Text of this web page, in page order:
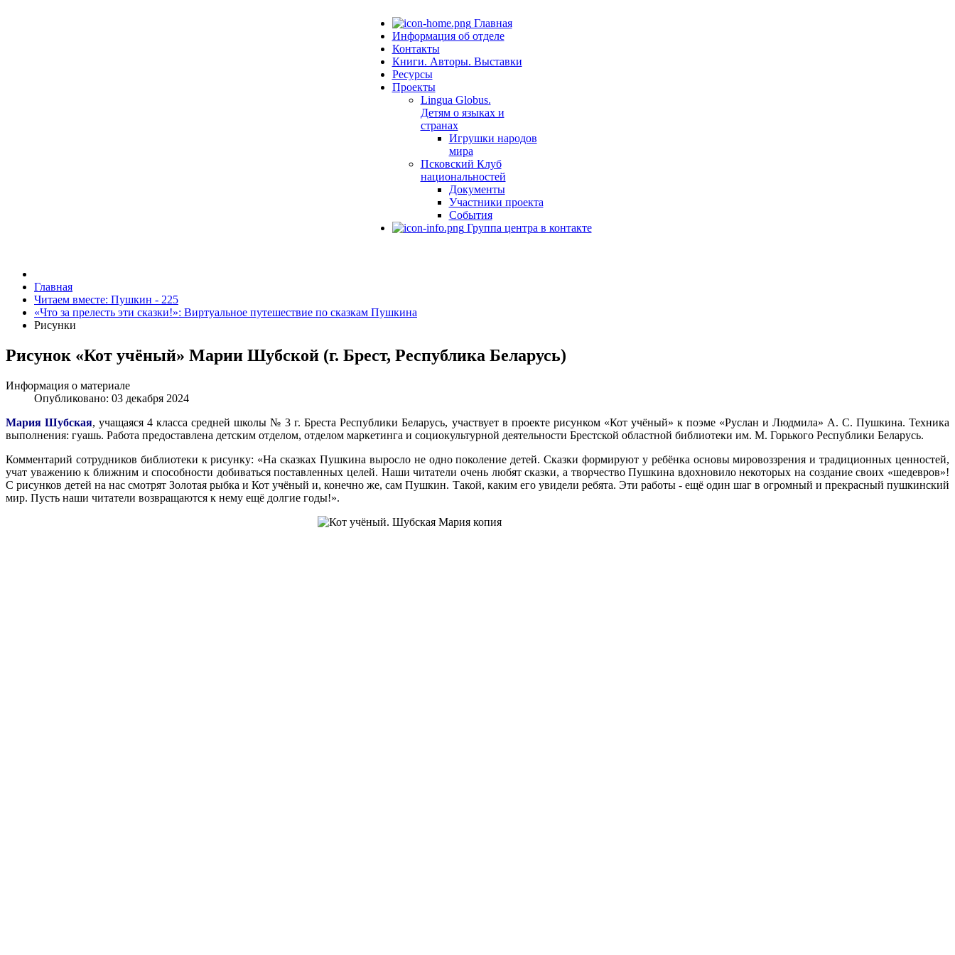
Главная
Информация об отделе
Контакты
Книги. Авторы. Выставки
Ресурсы
Проекты
Lingua Globus.
Детям о языках и
странах
Игрушки народов
мира
Псковский Клуб
национальностей
Документы
Участники проекта
События
Группа центра в контакте
Главная
Читаем вместе: Пушкин - 225
«Что за прелесть эти сказки!»: Виртуальное путешествие по сказкам Пушкина
Рисунки
Рисунок «Кот учёный» Марии Шубской (г. Брест, Республика Беларусь)
Информация о материале
Опубликовано: 03 декабря 2024
Мария Шубская, учащаяся 4 класса средней школы № 3 г. Бреста Республики Беларусь, участвует в проекте рисунком «Кот учёный» к поэме «Руслан и Людмила» А. С. Пушкина. Техника
выполнения: гуашь. Работа предоставлена детским отделом, отделом маркетинга и социокультурной деятельности Брестской областной библиотеки им. М. Горького Республики Беларусь.
Комментарий сотрудников библиотеки к рисунку: «На сказках Пушкина выросло не одно поколение детей. Сказки формируют у ребёнка основы мировоззрения и традиционных ценностей,
учат уважению к ближним и способности добиваться поставленных целей. Наши читатели очень любят сказки, а творчество Пушкина вдохновило некоторых на создание своих «шедевров»!
С рисунков детей на нас смотрят Золотая рыбка и Кот учёный и, конечно же, сам Пушкин. Такой, каким его увидели ребята. Эти работы - ещё один шаг в огромный и прекрасный пушкинский
мир. Пусть наши читатели возвращаются к нему ещё долгие годы!».